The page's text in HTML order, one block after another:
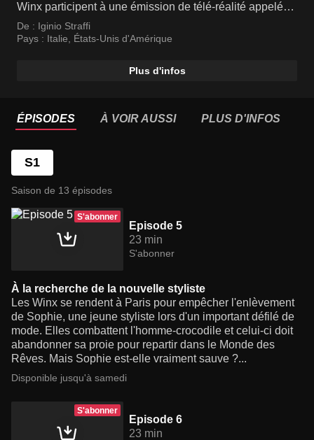
Winx participent à une émission de télé-réalité appelée
WOW!, en tant que découvreuses de talents.
De : Iginio Straffi
Pays : Italie États-Unis d'Amérique
Plus d'infos
ÉPISODES À VOIR AUSSI PLUS D'INFOS
S1
Saison de 13 épisodes
S'abonner
Episode 5
23 min
S'abonner
À la recherche de la nouvelle styliste
Les Winx se rendent à Paris pour empêcher l'enlèvement
de Sophie, une jeune styliste lors d'un important défilé de
mode. Elles combattent l'homme-crocodile et celui-ci doit
abandonner sa proie pour repartir dans le Monde des
Rêves. Mais Sophie est-elle vraiment sauve ?...
Disponible jusqu'à samedi
S'abonner
Episode 6
23 min